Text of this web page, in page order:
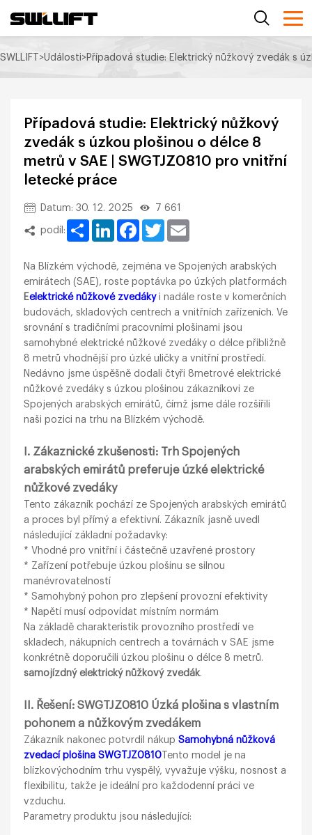
SWLLIFT>Události>Případová studie: Elektrický nůžkový zvedák s
Případová studie: Elektrický nůžkový
zvedák s úzkou plošinou o délce 8
metrů v SAE | SWGTJZ0810 pro vnitřní
letecké práce
Datum: 30. 12. 2025 7 661
podíl:
Share LinkedInFacebook
Twitter
Na Blízkém východě, zejména ve Spojených arabských
emirátech (SAE), roste poptávka po úzkých platformách
Eelektrické nůžkové zvedákyi nadále roste v komerčních
budovách, skladových centrech a vnitřních zařízeních. Ve
srovnání s tradičními pracovními plošinami jsou
samohybné elektrické nůžkové zvedáky o délce přibližně
8 metrů vhodnější pro úzké uličky a vnitřní prostředí.
Nedávno jsme úspěšně dodali čtyři 8metrové elektrické
nůžkové zvedáky s úzkou plošinou zákazníkovi ze
Spojených arabských emirátů, čímž jsme dále rozšířili
naši pozici na trhu na Blízkém východě.
I. Zákaznické zkušenosti: Trh Spojených
arabských emirátů preferuje úzké elektrické
nůžkové zvedáky
Tento zákazník pochází ze Spojených arabských emirátů
a proces byl přímý a efektivní. Zákazník jasně uvedl
následující základní požadavky:
* Vhodné pro vnitřní i částečně uzavřené prostory
* Zařízení potřebuje úzkou plošinu se silnou
manévrovatelností
* Samohybný pohon pro zlepšení provozní efektivity
* Napětí musí odpovídat místním normám
Na základě charakteristik provozního prostředí ve
skladech, nákupních centrech a továrnách v SAE jsme
konkrétně doporučili úzkou plošinu o délce 8 metrů.
samojízdný elektrický nůžkový zvedák.
II. Řešení: SWGTJZ0810 Úzká plošina s vlastním
pohonem a nůžkovým zvedákem
Zákazník nakonec potvrdil nákupSamohybná nůžková
zvedací plošina SWGTJZ0810Tento model je na
blízkovýchodním trhu vyspělý, vyvažuje výšku, nosnost a
flexibilitu, takže je ideální pro každodenní práci ve
vzduchu.
Parametry produktu jsou následující: